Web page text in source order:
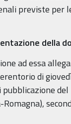
previste per
della
ad essa
di
pubblicazione